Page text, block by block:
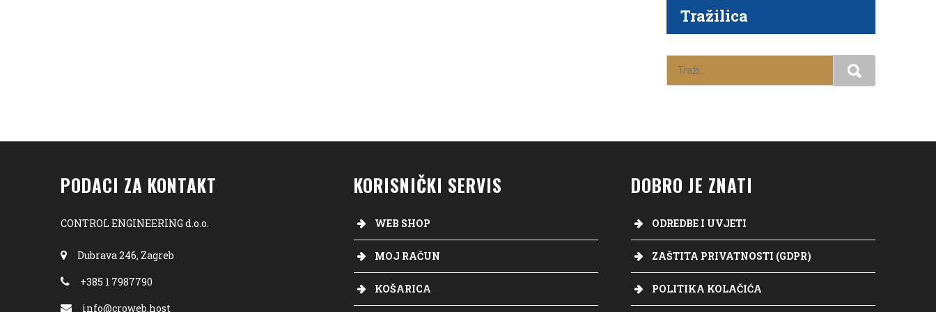
Tražilica
PODACI ZA KONTAKT
CONTROL ENGINEERING d.o.o.
Dubrava 246, Zagreb
+385 1 7987790
info@croweb.host
KORISNIČKI SERVIS
WEB SHOP
MOJ RAČUN
KOŠARICA
DOBRO JE ZNATI
ODREDBE I UVJETI
ZAŠTITA PRIVATNOSTI (GDPR)
POLITIKA KOLAČIĆA